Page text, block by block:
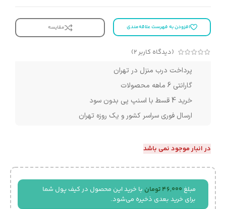
افزودن به فهرست علاقه‌مندی مقایسه
(دیدگاه کاربر2
)
پرداخت درب منزل در تهران
گارانتی 6 ماهه محصولات
خرید 4 قسط با اسنپ پی بدون سود
ارسال فوری سراسر کشور و یک روزه تهران
در انبار موجود نمی باشد
مبلغ 46,000 تومان با خرید این محصول در کیف پول شما
برای خرید بعدی ذخیره می‌شود.